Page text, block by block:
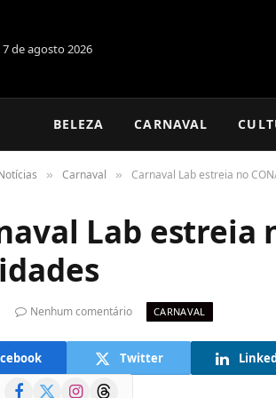
de agosto 2026
BELEZA CARNAVAL
» Carnaval » Carnaval Lab estreia no
Lab estreia
Nenhum comentário CARNAVAL
Twitter
Facebook InstagramThreads